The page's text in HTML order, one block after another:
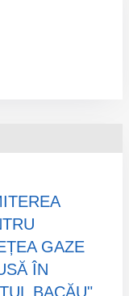
GAZE
ÎN
BACĂU"